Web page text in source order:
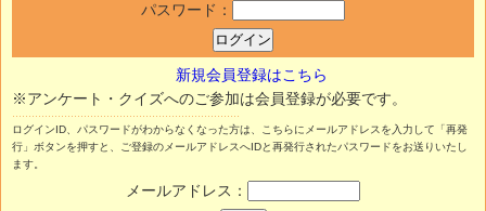
パスワード：
新規会員登録はこちら
※アンケート・クイズへのご参加は会員登録が必要です。
ログインID、パスワードがわからなくなった方は、こちらにメールアドレスを入力して「再発
行」ボタンを押すと、ご登録のメールアドレスへIDと再発行されたパスワードをお送りいたし
ます。
メールアドレス：